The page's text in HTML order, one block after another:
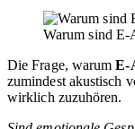
Warum sind E-
Die Frage, warumE-
zumindest akustisch
wirklich zuzuhören.